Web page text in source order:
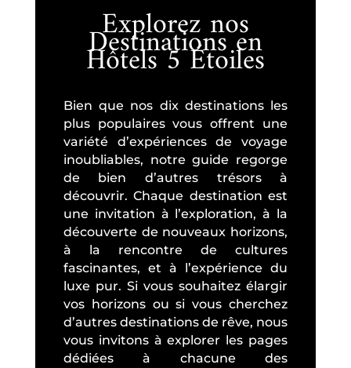
Explorez nos
Destinations en
Hôtels 5 Étoiles
Bien que nos dix destinations les
plus populaires vous offrent une
variété d’expériences de voyage
inoubliables, notre guide regorge
de bien d’autres trésors à
découvrir. Chaque destination est
une invitation à l’exploration, à la
découverte de nouveaux horizons,
à la rencontre de cultures
fascinantes, et à l’expérience du
luxe pur. Si vous souhaitez élargir
vos horizons ou si vous cherchez
d’autres destinations de rêve, nous
vous invitons à explorer les pages
dédiées à chacune des